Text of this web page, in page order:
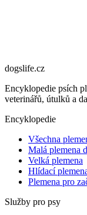
dogslife.cz
Encyklopedie psích
veterinářů, útulků a
Encyklopedie
Všechna
Malá plemena
Velká plemena
Hlídací
Plemena pro
Služby pro psy